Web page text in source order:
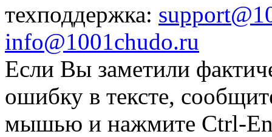
техподдержка:
info@1001chudo.ru
Если Вы заметили
ошибку в тексте,
мышью и нажмите Ctrl-